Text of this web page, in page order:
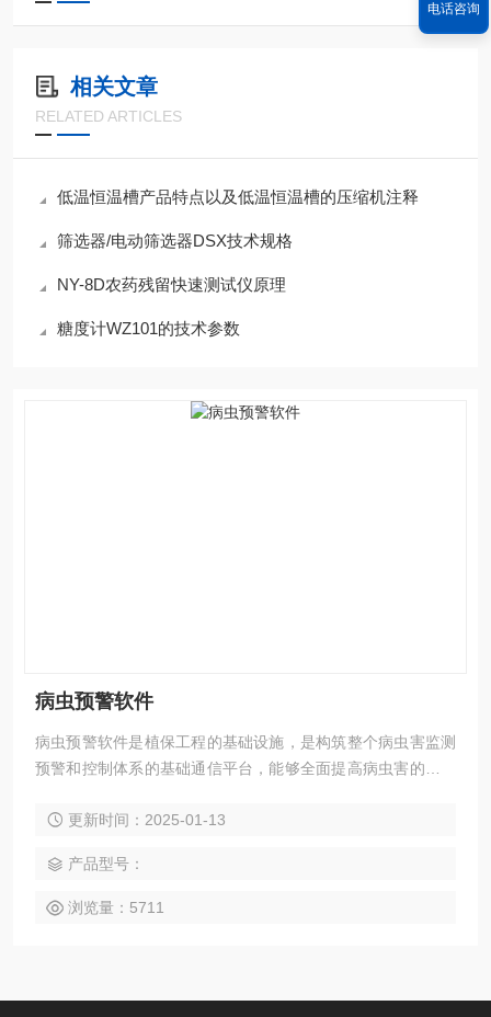
相关文章
RELATED ARTICLES
低温恒温槽产品特点以及低温恒温槽的压缩机注释
筛选器/电动筛选器DSX技术规格
NY-8D农药残留快速测试仪原理
糖度计WZ101的技术参数
病虫预警软件
病虫预警软件是植保工程的基础设施，是构筑整个病虫害监测
预警和控制体系的基础通信平台，能够全面提高病虫害的监测
更新时间：2025-01-13
产品型号：
浏览量：5711
电话咨询